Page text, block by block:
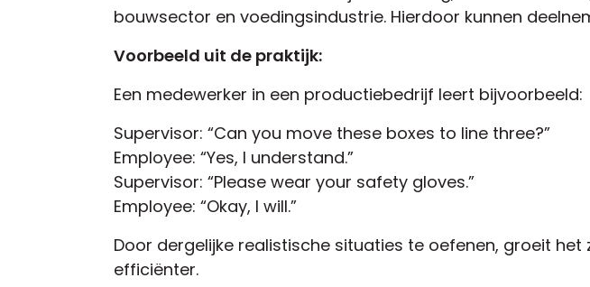
bouwsector en voedingsindustrie. Hierdoor kunnen
Voorbeeld uit de praktijk:
Een medewerker in een productiebedrijf leert bijvoorbeeld:
Supervisor: “Can you move these boxes to line three?”
Employee: “Yes, I understand.”
Supervisor: “Please wear your safety gloves.”
Employee: “Okay, I will.”
Door dergelijke realistische situaties te oefenen, groeit
efficiënter.